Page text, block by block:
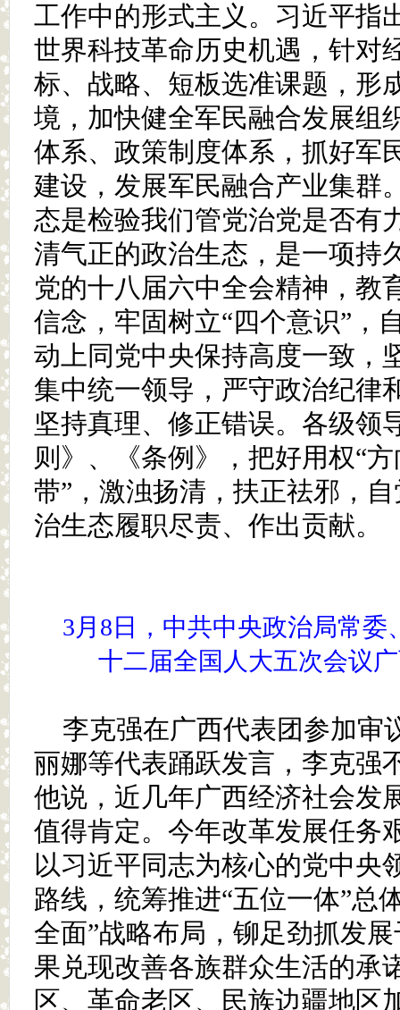
工作中的形式主义。习近平指
世界科技革命历史机遇，针对
标、战略、短板选准课题，形
境，加快健全军民融合发展组
体系、政策制度体系，抓好军
建设，发展军民融合产业集群
态是检验我们管党治党是否有
清气正的政治生态，是一项持
党的十八届六中全会精神，教
信念，牢固树立“四个意识”，
动上同党中央保持高度一致，
集中统一领导，严守政治纪律
坚持真理、修正错误。各级领
则》、《条例》，把好用权“
带”，激浊扬清，扶正祛邪，
治生态履职尽责、作出贡献。
3月8日，中共中央政治局常
十二届全国人大五次会议
李克强在广西代表团参加审
丽娜等代表踊跃发言，李克强
他说，近几年广西经济社会发
值得肯定。今年改革发展任务
以习近平同志为核心的党中央
路线，统筹推进“五位一体”总
全面”战略布局，铆足劲抓发
果兑现改善各族群众生活的承
区、革命老区、民族边疆地区